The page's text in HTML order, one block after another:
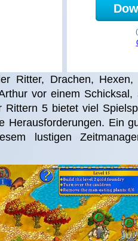
Ritter, Drachen,
vor einem Schicksal,
Rittern 5 bietet viel
Herausforderungen. Ein
lustigen